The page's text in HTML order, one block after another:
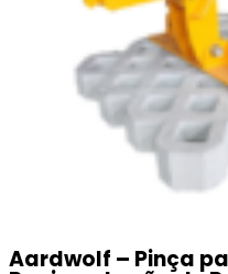
Aardwolf – Pinça